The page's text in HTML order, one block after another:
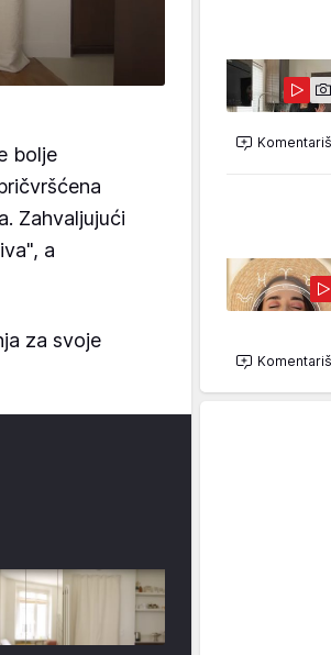
bolje
Zahvaljujući
a
za svoje